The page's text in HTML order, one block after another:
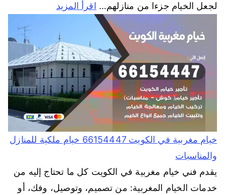
لجعل الخيام جزءا من منازلهم… اقرأ المزيد
خيام مغربية في الكويت 66154447 خيام ملكية للمنازل
والمناسبات
يقدم فني خيام مغربية في الكويت كل ما تحتاج إليه من
خدمات الخيام المغربية: من تصميم، وتوصيل، وفك، أو